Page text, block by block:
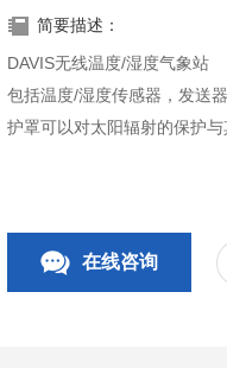
简要描述：
DAVIS无线温度/湿度气象站
包括温度/湿度传感器，发送器
护罩可以对太阳辐射的保护与
在线咨询